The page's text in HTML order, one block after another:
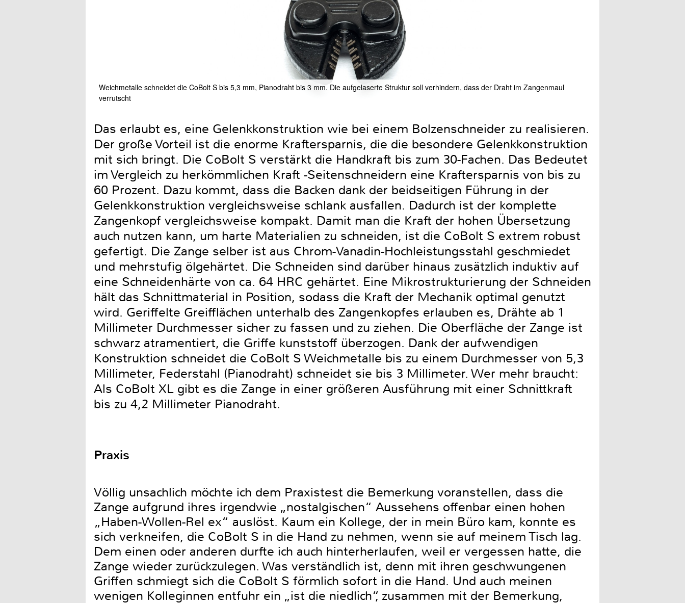
Weichmetalle schneidet die CoBolt S bis 5,3 mm, Pianodraht bis 3 mm. Die aufgelaserte Struktur soll verhindern, dass der Draht im Zangenmaul
verrutscht
Das erlaubt es, eine Gelenkkonstruktion wie bei einem Bolzenschneider zu realisieren.
Der große Vorteil ist die enorme Kraftersparnis, die die besondere Gelenkkonstruktion
mit sich bringt. Die CoBolt S verstärkt die Handkraft bis zum 30-Fachen. Das Bedeutet
im Vergleich zu herkömmlichen Kraft -Seitenschneidern eine Kraftersparnis von bis zu
60 Prozent. Dazu kommt, dass die Backen dank der beidseitigen Führung in der
Gelenkkonstruktion vergleichsweise schlank ausfallen. Dadurch ist der komplette
Zangenkopf vergleichsweise kompakt. Damit man die Kraft der hohen Übersetzung
auch nutzen kann, um harte Materialien zu schneiden, ist die CoBolt S extrem robust
gefertigt. Die Zange selber ist aus Chrom-Vanadin-Hochleistungsstahl geschmiedet
und mehrstufig ölgehärtet. Die Schneiden sind darüber hinaus zusätzlich induktiv auf
eine Schneidenhärte von ca. 64 HRC gehärtet. Eine Mikrostrukturierung der Schneiden
hält das Schnittmaterial in Position, sodass die Kraft der Mechanik optimal genutzt
wird. Geriffelte Greifflächen unterhalb des Zangenkopfes erlauben es, Drähte ab 1
Millimeter Durchmesser sicher zu fassen und zu ziehen. Die Oberfläche der Zange ist
schwarz atramentiert, die Griffe kunststoff überzogen. Dank der aufwendigen
Konstruktion schneidet die CoBolt S Weichmetalle bis zu einem Durchmesser von 5,3
Millimeter, Federstahl (Pianodraht) schneidet sie bis 3 Millimeter. Wer mehr braucht:
Als CoBolt XL gibt es die Zange in einer größeren Ausführung mit einer Schnittkraft
bis zu 4,2 Millimeter Pianodraht.
Praxis
Völlig unsachlich möchte ich dem Praxistest die Bemerkung voranstellen, dass die
Zange aufgrund ihres irgendwie „nostalgischen“ Aussehens offenbar einen hohen
„Haben-Wollen-Rel ex“ auslöst. Kaum ein Kollege, der in mein Büro kam, konnte es
sich verkneifen, die CoBolt S in die Hand zu nehmen, wenn sie auf meinem Tisch lag.
Dem einen oder anderen durfte ich auch hinterherlaufen, weil er vergessen hatte, die
Zange wieder zurückzulegen. Was verständlich ist, denn mit ihren geschwungenen
Griffen schmiegt sich die CoBolt S förmlich sofort in die Hand. Und auch meinen
wenigen Kolleginnen entfuhr ein „ist die niedlich“, zusammen mit der Bemerkung,